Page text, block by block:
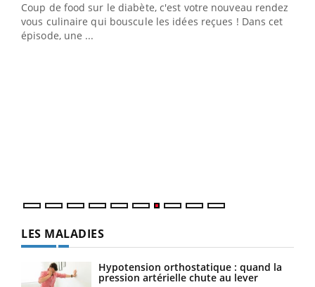
Coup de food sur le diabète, c'est votre nouveau rendez-
vous culinaire qui bouscule les idées reçues ! Dans cet
épisode, une ...
LES MALADIES
Hypotension orthostatique : quand la
pression artérielle chute au lever